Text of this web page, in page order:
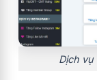
Dịch vụ